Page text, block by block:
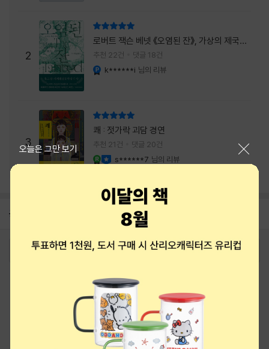
2
로버트 잭슨 베넷 《오염된 잔》, 가상의 제국이
주는 실감과 미스터리 사건의 치밀함이 이루어
내는 최상의 시너지...
추천 22건 댓글 18건
k******i 님의 리뷰
3
쾌 : 젓가락 괴담 경연
추천 21건 댓글 20건
s******7 님의 리뷰
공지 8월 상품권+쿠폰+결제+추천 혜택모음
2026-08-01
오늘은 그만 보기
로그인 최근 본 상품 주문/배송
티켓 1544-6399
eBook 1:1문의/채팅상담
예스이십사(주) 사업자 정보
이용약관
개인정보처리방침
청소년보호정책
PC버전
회사소개
거래처관계자께